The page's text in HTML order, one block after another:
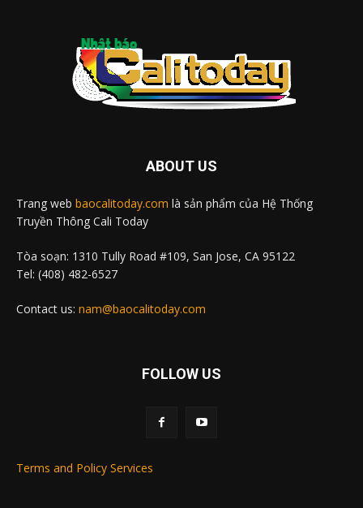
ABOUT US
Trang web baocalitoday.com là sản phẩm của Hệ Thống
Truyền Thông Cali Today
Tòa soạn: 1310 Tully Road #109, San Jose, CA 95122
Tel: (408) 482-6527
Contact us: nam@baocalitoday.com
FOLLOW US
Terms and Policy Services